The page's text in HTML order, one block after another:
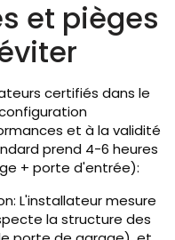
et pièges
certifiés dans le
et à la validité
prend 4-6 heures
+ porte d'entrée):
L'installateur mesure
la structure des